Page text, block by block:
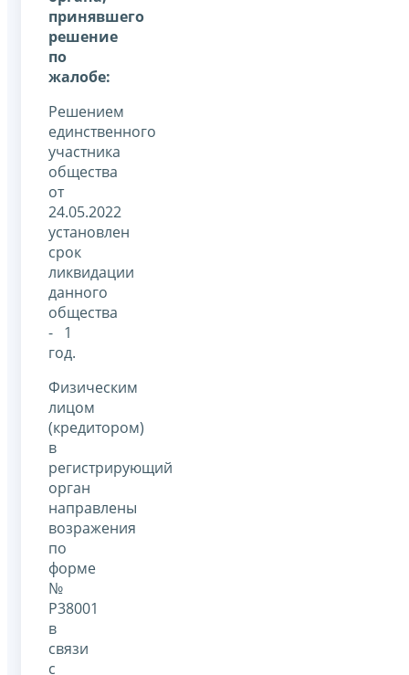
принявшего
решение
по
жалобе:
Решением
единственного
участника
общества
от
24.05.2022
установлен
срок
ликвидации
данного
общества
- 1
год.
Физическим
лицом
(кредитором)
в
регистрирующий
орган
направлены
возражения
по
форме
№
Р38001
в
связи
с